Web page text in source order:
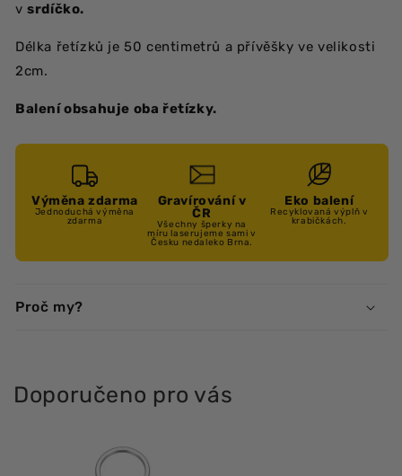
vsrdíčko.
Délka řetízků je 50 centimetrů a přívěšky ve velikosti
2cm.
Balení obsahuje oba řetízky.
Výměna zdarma
Jednoduchá výměna
zdarma
Gravírování v
ČR
Všechny šperky na
míru laserujeme sami v
Česku nedaleko Brna.
Eko balení
Recyklovaná výplň v
krabičkách.
Proč my?
Doporučeno pro vás